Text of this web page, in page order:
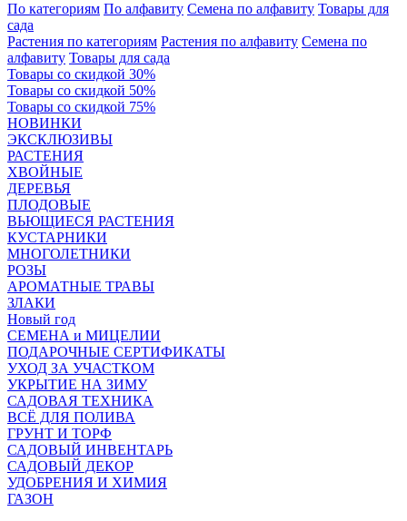
По категориям По алфавиту Семена по алфавиту Товары для
сада
Растения по категориям Растения по алфавиту Семена по
алфавиту Товары для сада
Товары со скидкой 30%
Товары со скидкой 50%
Товары со скидкой 75%
НОВИНКИ
ЭКСКЛЮЗИВЫ
РАСТЕНИЯ
ХВОЙНЫЕ
ДЕРЕВЬЯ
ПЛОДОВЫЕ
ВЬЮЩИЕСЯ РАСТЕНИЯ
КУСТАРНИКИ
МНОГОЛЕТНИКИ
РОЗЫ
АРОМАТНЫЕ ТРАВЫ
ЗЛАКИ
Новый год
СЕМЕНА и МИЦЕЛИИ
ПОДАРОЧНЫЕ СЕРТИФИКАТЫ
УХОД ЗА УЧАСТКОМ
УКРЫТИЕ НА ЗИМУ
САДОВАЯ ТЕХНИКА
ВСЁ ДЛЯ ПОЛИВА
ГРУНТ И ТОРФ
САДОВЫЙ ИНВЕНТАРЬ
САДОВЫЙ ДЕКОР
УДОБРЕНИЯ И ХИМИЯ
ГАЗОН